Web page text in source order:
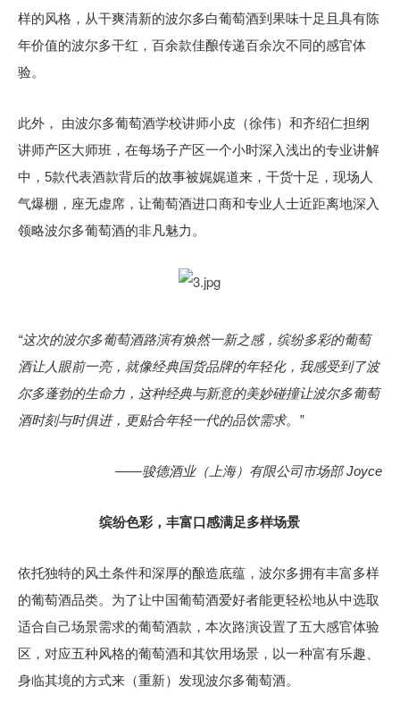
样的风格，从干爽清新的波尔多白葡萄酒到果味十足且具有陈
年价值的波尔多干红，百余款佳酿传递百余次不同的感官体
验。
此外， 由波尔多葡萄酒学校讲师小皮（徐伟）和齐绍仁担纲
讲师产区大师班，在每场子产区一个小时深入浅出的专业讲解
中，5款代表酒款背后的故事被娓娓道来，干货十足，现场人
气爆棚，座无虚席，让葡萄酒进口商和专业人士近距离地深入
领略波尔多葡萄酒的非凡魅力。
“这次的波尔多葡萄酒路演有焕然一新之感，缤纷多彩的葡萄
酒让人眼前一亮，就像经典国货品牌的年轻化，我感受到了波
尔多蓬勃的生命力，这种经典与新意的美妙碰撞让波尔多葡萄
酒时刻与时俱进，更贴合年轻一代的品饮需求。”
——骏德酒业（上海）有限公司市场部 Joyce
缤纷色彩，丰富口感满足多样场景
依托独特的风土条件和深厚的酿造底蕴，波尔多拥有丰富多样
的葡萄酒品类。为了让中国葡萄酒爱好者能更轻松地从中选取
适合自己场景需求的葡萄酒款，本次路演设置了五大感官体验
区，对应五种风格的葡萄酒和其饮用场景，以一种富有乐趣、
身临其境的方式来（重新）发现波尔多葡萄酒。